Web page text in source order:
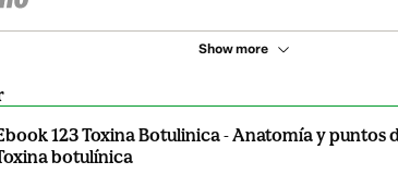
Show more
123 Toxina Botulinica - Anatomía y puntos
botulínica